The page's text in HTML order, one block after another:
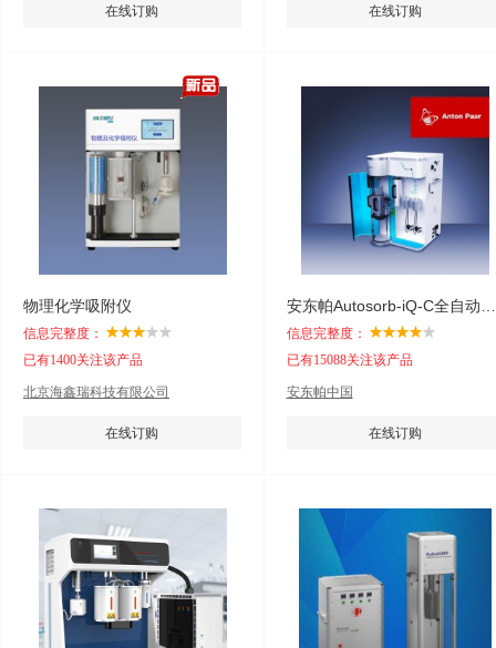
在线订购 在线订购
物理化学吸附仪
信息完整度：
已有1400关注该产品
北京海鑫瑞科技有限公司
在线订购
信息完整度：
已有15088关注该产品
安东帕中国
在线订购